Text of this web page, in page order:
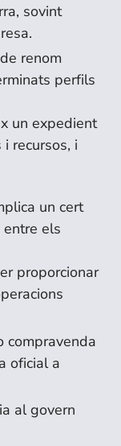
sovint
renom
perfils
un expedient
recursos, i
un cert
els
proporcionar
compravenda
oficial a
al govern